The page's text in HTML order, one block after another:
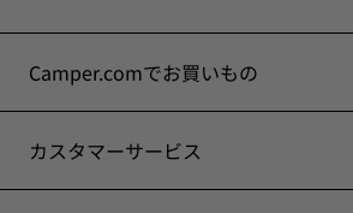
Camper.comでお買いもの
カスタマーサービス